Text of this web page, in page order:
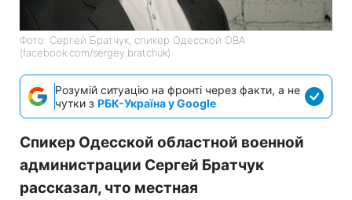
Фото: Сергей Братчук, спикер Одесской ОВА
(facebook.com/sergey.bratchuk)
Розумій ситуацію на фронті через факти, а не
чутки з РБК-Україна у Google
Спикер Одесской областной военной
администрации Сергей Братчук
рассказал, что местная